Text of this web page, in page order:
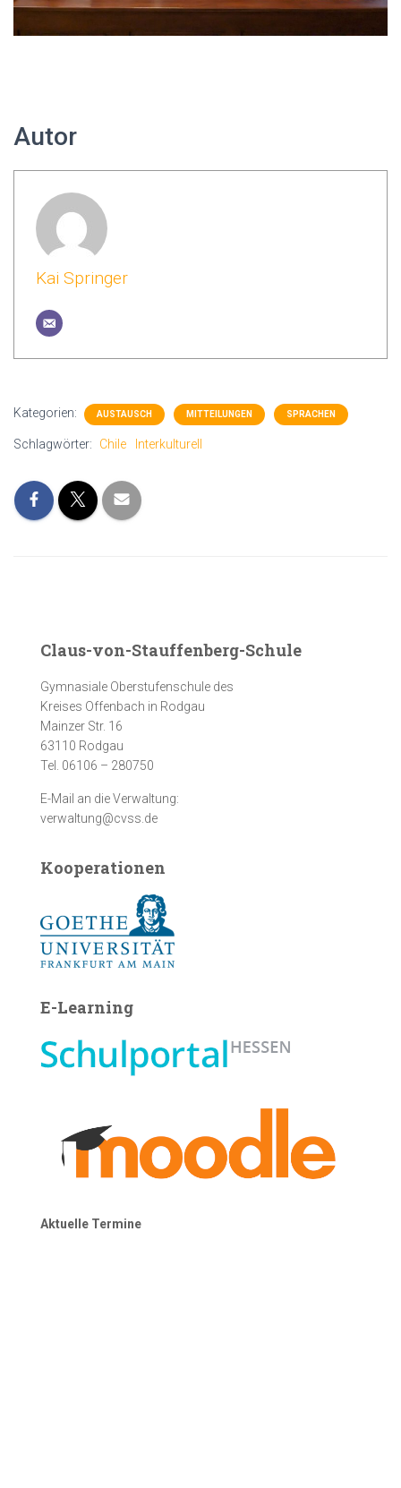
Autor
Kai Springer
Kategorien: AUSTAUSCH MITTEILUNGEN SPRACHEN
Schlagwörter: Chile Interkulturell
Claus-von-Stauffenberg-Schule
Gymnasiale Oberstufenschule des
Kreises Offenbach in Rodgau
Mainzer Str. 16
63110 Rodgau
Tel. 06106 – 280750
E-Mail an die Verwaltung:
verwaltung@cvss.de
Kooperationen
E-Learning
Aktuelle Termine